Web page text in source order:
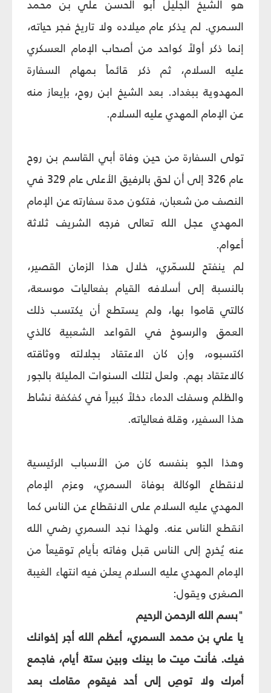
هو الشيخ الجليل أبو الحسن علي بن محمد
السمري. لم يذكر عام ميلاده ولا تاريخ فجر حياته،
إنما ذكر أولاً كواحد من أصحاب الإمام العسكري
عليه السلام، ثم ذكر قائماً بمهام السفارة
المهدوية ببغداد. بعد الشيخ ابن روح، بإيعاز منه
عن الإمام المهدي عليه السلام.
تولى السفارة من حين وفاة أبي القاسم بن روح
عام 326 إلى أن لحق بالرفيق الأعلى عام 329 في
النصف من شعبان، فتكون مدة سفارته عن الإمام
المهدي عجل الله تعالى فرجه الشريف ثلاثة
أعوام.
لم ينفتح للسمّري، خلال هذا الزمان القصير،
بالنسبة إلى أسلافه القيام بفعاليات موسعة،
كالتي قاموا بها، ولم يستطع أن يكتسب ذلك
العمق والرسوخ في القواعد الشعبية كالذي
اكتسبوه، وإن كان الاعتقاد بجلالته ووثاقته
كالاعتقاد بهم. ولعل لتلك السنوات المليئة بالجور
والظلم وسفك الدماء دخلاً كبيراً في كفكفة نشاط
هذا السفير، وقلة فعالياته.
وهذا الجو بنفسه كان من الأسباب الرئيسية
لانقطاع الوكالة بوفاة السمري، وعزم الإمام
المهدي عليه السلام على الانقطاع عن الناس كما
انقطع الناس عنه. ولهذا نجد السمري رضي الله
عنه يُخرج إلى الناس قبل وفاته بأيام توقيعاً من
الإمام المهدي عليه السلام يعلن فيه انتهاء الغيبة
الصغرى ويقول:
"بسم الله الرحمن الرحيم
يا علي بن محمد السمري، أعظم الله أجر إخوانك
فيك. فأنت ميت ما بينك وبين ستة أيام، فاجمع
أمرك ولا توصِ إلى أحد فيقوم مقامك بعد